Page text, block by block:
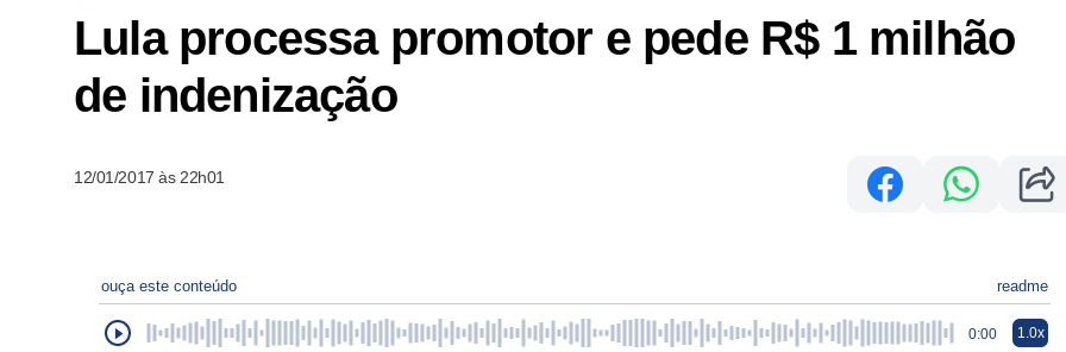
Lula processa promotor e pede R$ 1 milhão
de indenização
12/01/2017 às 22h01
ouça este conteúdo readme
0:00 1.0x